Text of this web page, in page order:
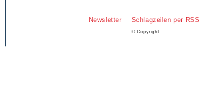
Newsletter Schlagzeilen per RSS
© Copyright